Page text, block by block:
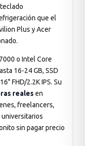
que el
Plus y Acer
o Intel Core
16-24 GB, SSD
FHD/2.2K IPS. Su
realesen
freelancers,
sin pagar precio